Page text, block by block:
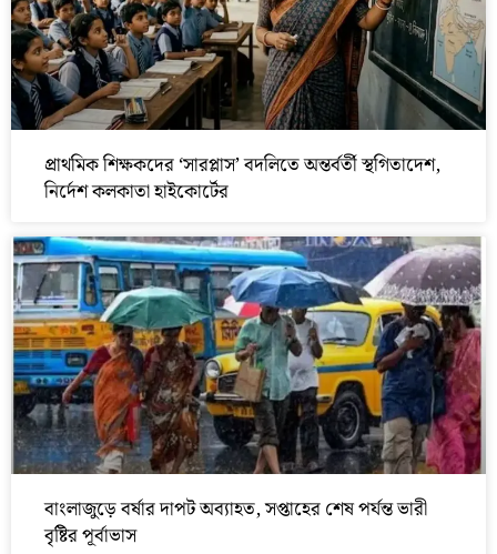
প্রাথমিক শিক্ষকদের ‘সারপ্লাস’ বদলিতে অন্তর্বর্তী স্থগিতাদেশ,
নির্দেশ কলকাতা হাইকোর্টের
বাংলাজুড়ে বর্ষার দাপট অব্যাহত, সপ্তাহের শেষ পর্যন্ত ভারী
বৃষ্টির পূর্বাভাস